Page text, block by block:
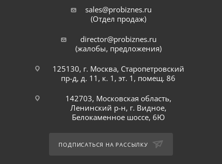
sales@probiznes.ru
(Отдел продаж)
director@probiznes.ru
(жалобы, предложения)
125130, г. Москва, Старопетровский
пр-д, д. 11, к. 1, эт. 1, помещ. 86
142703, Московская область,
Ленинский р-н, г. Видное,
Белокаменное шоссе, 6Ю
ПОДПИСАТЬСЯ НА РАССЫЛКУ